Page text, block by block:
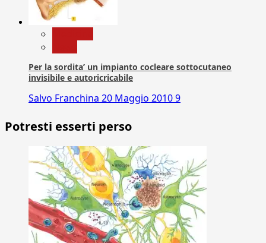
Per la sordita’ un impianto cocleare sottocutaneo
invisibile e autoricricabile
Salvo Franchina 20 Maggio 20109
Potresti esserti perso